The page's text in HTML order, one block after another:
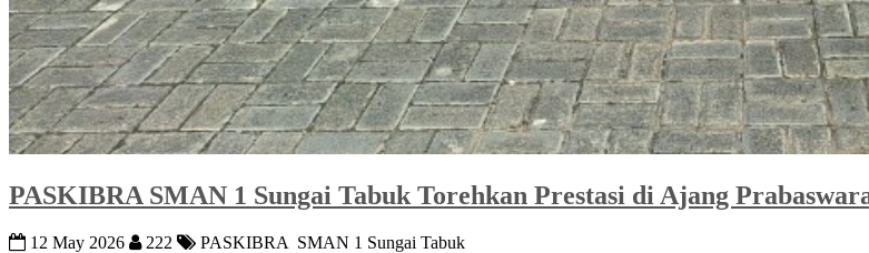
PASKIBRA SMAN 1 Sungai Tabuk Torehkan Prestasi di Ajang
12 May 2026 222
PASKIBRA SMAN 1 Sungai Tabuk